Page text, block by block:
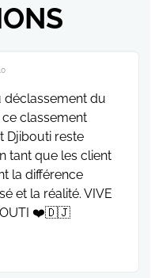
déclassement du
classement
Djibouti reste
tant que les client
la différence
et la réalité. VIVE
❤️🇩🇯